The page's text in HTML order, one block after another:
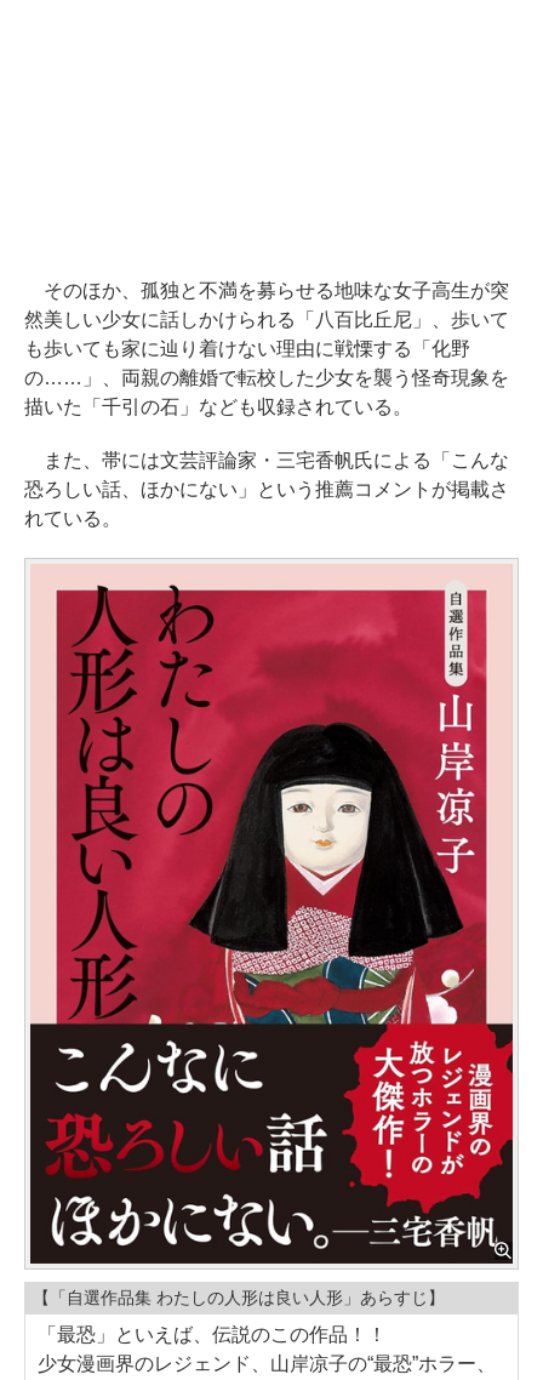
そのほか、孤独と不満を募らせる地味な女子高生が突
然美しい少女に話しかけられる「八百比丘尼」、歩いて
も歩いても家に辿り着けない理由に戦慄する「化野
の……」、両親の離婚で転校した少女を襲う怪奇現象を
描いた「千引の石」なども収録されている。
また、帯には文芸評論家・三宅香帆氏による「こんな
恐ろしい話、ほかにない」という推薦コメントが掲載さ
れている。
【「自選作品集 わたしの人形は良い人形」あらすじ】
「最恐」といえば、伝説のこの作品！！
少女漫画界のレジェンド、山岸凉子の“最恐”ホラー、